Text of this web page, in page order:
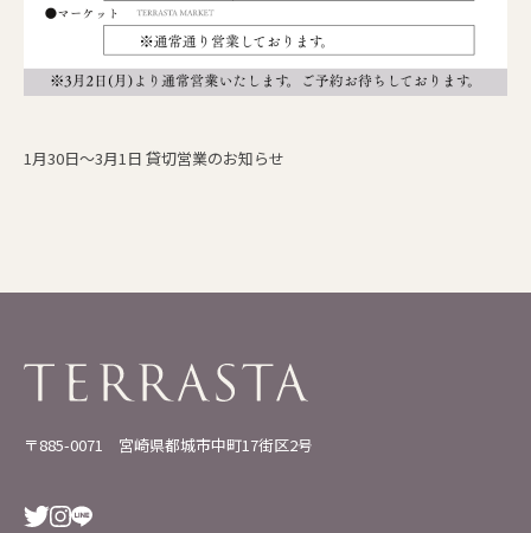
1月30日～3月1日 貸切営業のお知らせ
〒885-0071 宮崎県都城市中町17街区2号